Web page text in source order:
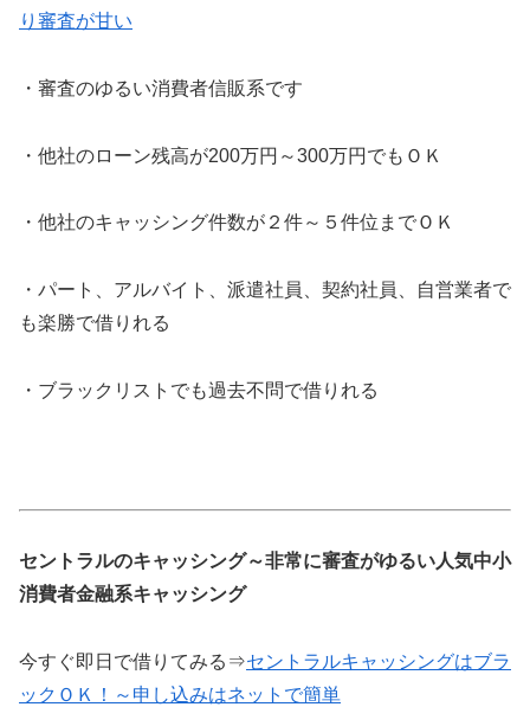
り審査が甘い
・審査のゆるい消費者信販系です
・他社のローン残高が200万円～300万円でもＯＫ
・他社のキャッシング件数が２件～５件位までＯＫ
・パート、アルバイト、派遣社員、契約社員、自営業者で
も楽勝で借りれる
・ブラックリストでも過去不問で借りれる
セントラルのキャッシング～非常に審査がゆるい人気中小
消費者金融系キャッシング
今すぐ即日で借りてみる⇒セントラルキャッシングはブラ
ックＯＫ！～申し込みはネットで簡単